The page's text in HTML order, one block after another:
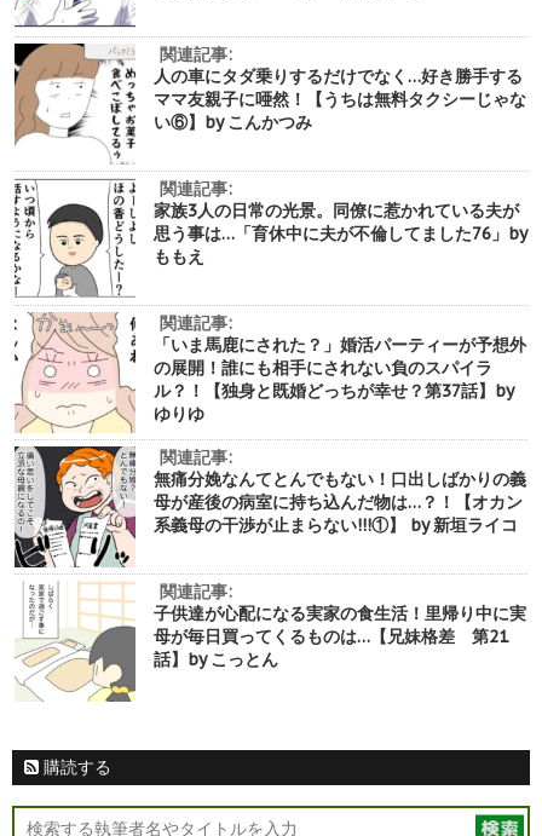
関連記事:
人の車にタダ乗りするだけでなく…好き勝手する
ママ友親子に唖然！【うちは無料タクシーじゃな
い⑥】by こんかつみ
関連記事:
家族3人の日常の光景。同僚に惹かれている夫が
思う事は…「育休中に夫が不倫してました76」by
ももえ
関連記事:
「いま馬鹿にされた？」婚活パーティーが予想外
の展開！誰にも相手にされない負のスパイラ
ル？！【独身と既婚どっちが幸せ？第37話】by
ゆりゆ
関連記事:
無痛分娩なんてとんでもない！口出しばかりの義
母が産後の病室に持ち込んだ物は…？！【オカン
系義母の干渉が止まらない!!!①】 by 新垣ライコ
関連記事:
子供達が心配になる実家の食生活！里帰り中に実
母が毎日買ってくるものは…【兄妹格差 第21
話】by こっとん
購読する